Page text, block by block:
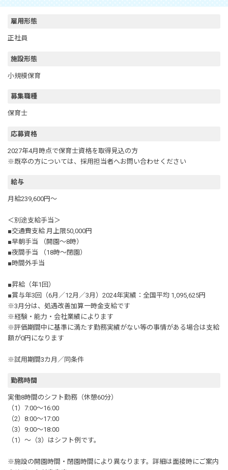
雇用形態
正社員
施設形態
小規模保育
募集職種
保育士
応募資格
2027年4月時点で保育士資格を取得見込の方
※既卒の方については、採用担当者へお問い合わせください
給与
月給239,600円～
＜別途支給手当＞
■交通費支給 月上限50,000円
■早朝手当 （開園～8時）
■夜間手当 （18時～閉園）
■時間外手当
■昇給（年1回）
■賞与年3回（6月／12月／3月）2024年実績：全国平均 1,095,625円
※3月分は、処遇改善加算一時金支給です
※経験・能力・会社業績によります
※評価期間中に基準に満たす勤務実績がない等の事情がある場合は支給
額が0円になります
※試用期間3カ月／同条件
勤務時間
実働8時間のシフト勤務（休憩60分）
（1）7:00～16:00
（2）8:00～17:00
（3）9:00～18:00
（1）～（3）はシフト例です。
※施設の開園時間・閉園時間により異なります。詳細は面接時にご案内